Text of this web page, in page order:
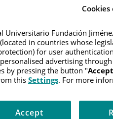
el
pacientes con
Universitario Fundación
in countries whose
for user
advertising
by pressing the button "
thisSettings. For more
Accept